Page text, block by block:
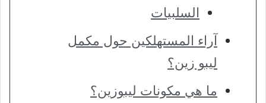
السلبيات
آراء المستهلكين حول مكمل
ليبو زين؟
ما هي مكونات ليبوزين؟